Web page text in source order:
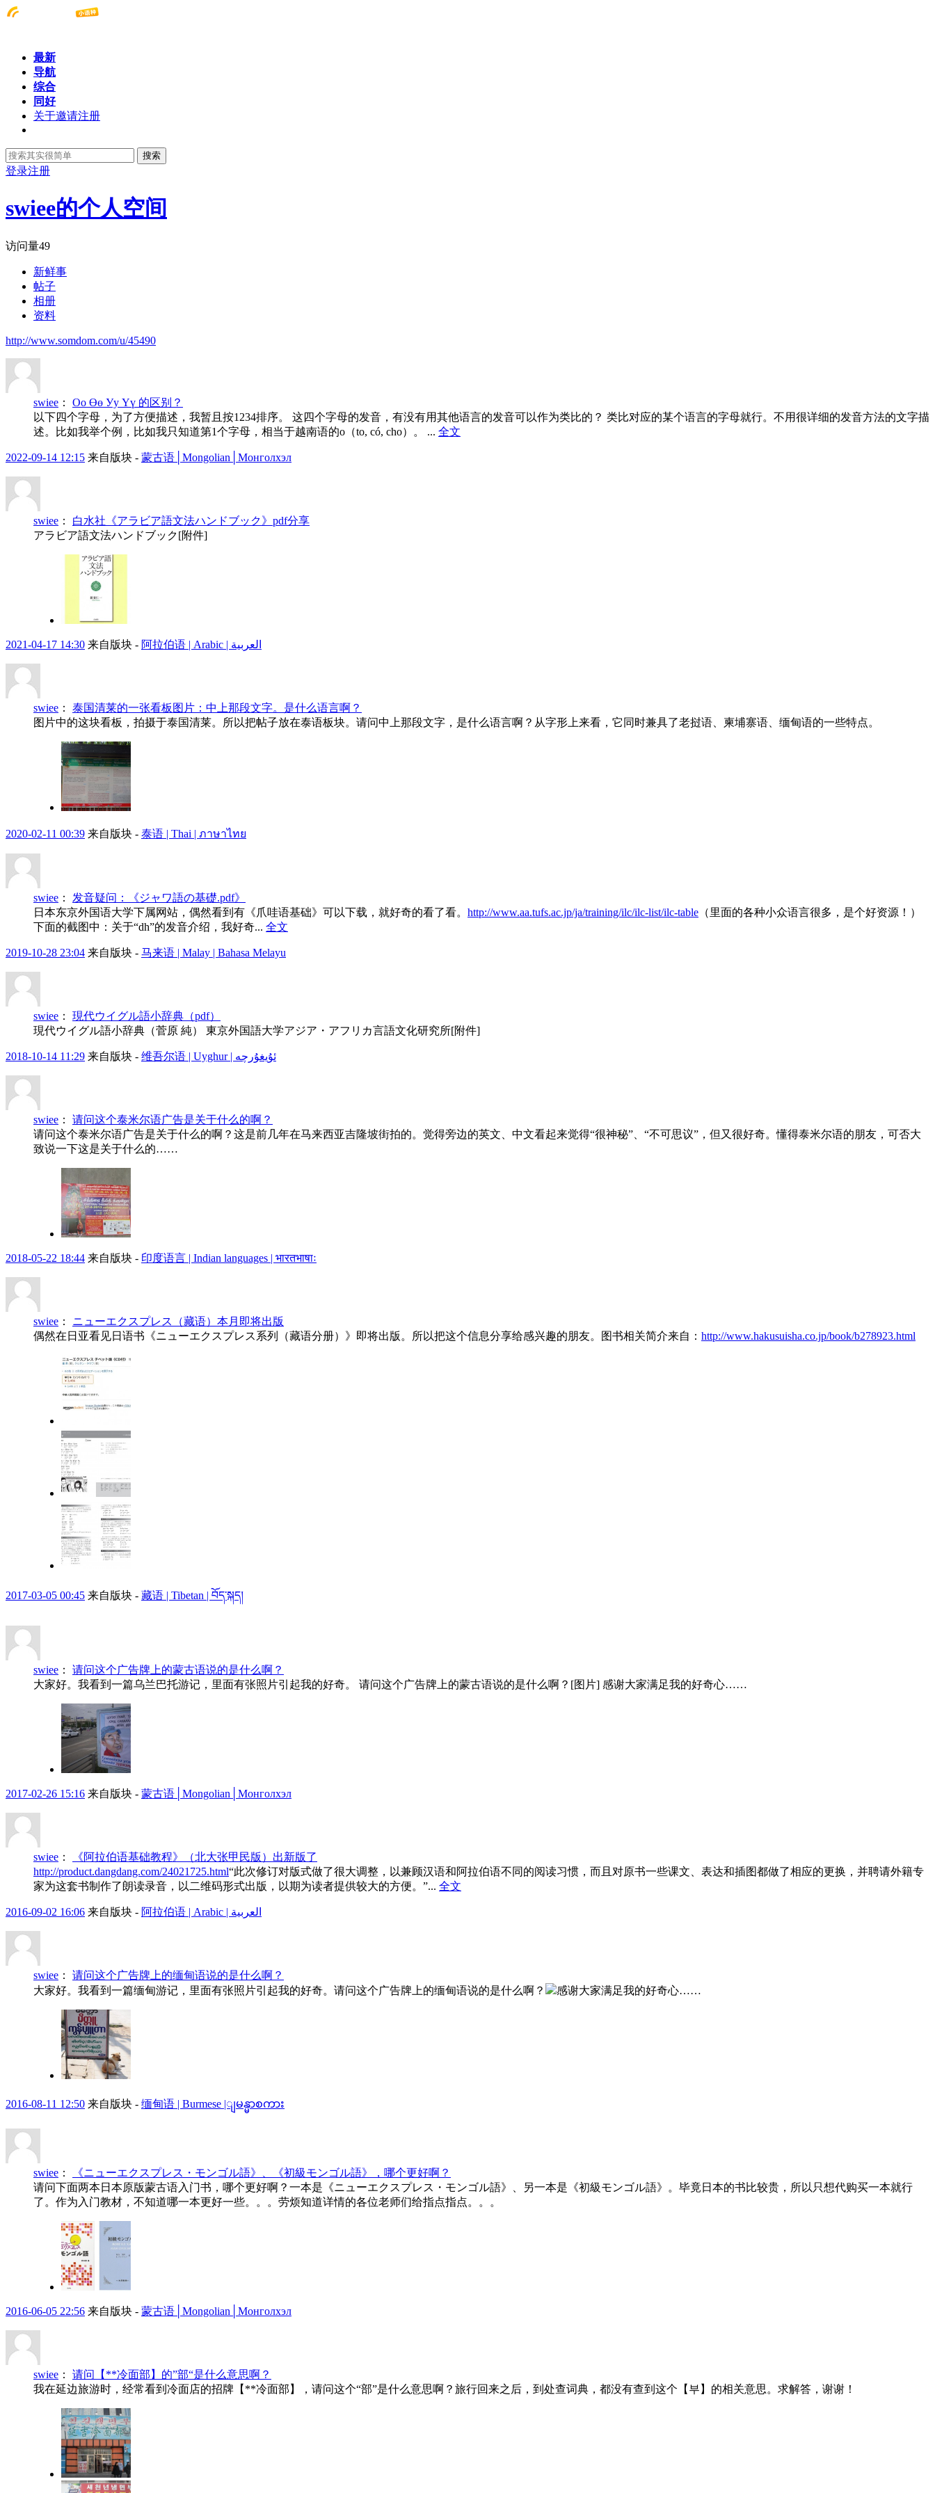
最新
导航
综合
同好
关于邀请注册
搜索
登录注册
swiee的个人空间
访问量49
新鲜事
帖子
相册
资料
http://www.somdom.com/u/45490
swiee ： Оо Өө Уу Үү 的区别？
以下四个字母，为了方便描述，我暂且按1234排序。 这四个字母的发音，有没有用其他语言的发音可以作为类比的？ 类比对应的某个语言的字母就行。不用很详细的发音方法的文字描
述。比如我举个例，比如我只知道第1个字母，相当于越南语的o（to, có, cho）。 ... 全文
2022-09-14 12:15 来自版块 - 蒙古语│Mongolian│Монголхэл
swiee ： 白水社《アラビア語文法ハンドブック》pdf分享
アラビア語文法ハンドブック[附件]
2021-04-17 14:30 来自版块 - 阿拉伯语 | Arabic | العربية
swiee ： 泰国清莱的一张看板图片：中上那段文字。是什么语言啊？
图片中的这块看板，拍摄于泰国清莱。所以把帖子放在泰语板块。请问中上那段文字，是什么语言啊？从字形上来看，它同时兼具了老挝语、柬埔寨语、缅甸语的一些特点。
2020-02-11 00:39 来自版块 - 泰语 | Thai | ภาษาไทย
swiee ： 发音疑问：《ジャワ語の基礎.pdf》
日本东京外国语大学下属网站，偶然看到有《爪哇语基础》可以下载，就好奇的看了看。 http://www.aa.tufs.ac.jp/ja/training/ilc/ilc-list/ilc-table （里面的各种小众语言很多，是个好资源！）
下面的截图中：关于“dh”的发音介绍，我好奇... 全文
2019-10-28 23:04 来自版块 - 马来语 | Malay | Bahasa Melayu
swiee ： 現代ウイグル語小辞典（pdf）
現代ウイグル語小辞典（菅原 純） 東京外国語大学アジア・アフリカ言語文化研究所[附件]
2018-10-14 11:29 来自版块 - 维吾尔语 | Uyghur | ئۇيغۇرچە
swiee ： 请问这个泰米尔语广告是关于什么的啊？
请问这个泰米尔语广告是关于什么的啊？这是前几年在马来西亚吉隆坡街拍的。觉得旁边的英文、中文看起来觉得“很神秘”、“不可思议”，但又很好奇。懂得泰米尔语的朋友，可否大
致说一下这是关于什么的……
2018-05-22 18:44 来自版块 - 印度语言 | Indian languages | भारतभाषाः
swiee ： ニューエクスプレス（藏语）本月即将出版
偶然在日亚看见日语书《ニューエクスプレス系列（藏语分册）》即将出版。所以把这个信息分享给感兴趣的朋友。图书相关简介来自： http://www.hakusuisha.co.jp/book/b278923.html
2017-03-05 00:45 来自版块 - 藏语 | Tibetan | བོད་སྐད།
swiee ： 请问这个广告牌上的蒙古语说的是什么啊？
大家好。我看到一篇乌兰巴托游记，里面有张照片引起我的好奇。 请问这个广告牌上的蒙古语说的是什么啊？[图片] 感谢大家满足我的好奇心……
2017-02-26 15:16 来自版块 - 蒙古语│Mongolian│Монголхэл
swiee ：
《阿拉伯语基础教程》（北大张甲民版）出新版了
http://product.dangdang.com/24021725.html“此次修订对版式做了很大调整，以兼顾汉语和阿拉伯语不同的阅读习惯，而且对原书一些课文、表达和插图都做了相应的更换，并聘请外籍专
家为这套书制作了朗读录音，以二维码形式出版，以期为读者提供较大的方便。”... 全文
2016-09-02 16:06 来自版块 - 阿拉伯语 | Arabic | العربية
swiee ： 请问这个广告牌上的缅甸语说的是什么啊？
大家好。我看到一篇缅甸游记，里面有张照片引起我的好奇。请问这个广告牌上的缅甸语说的是什么啊？
感谢大家满足我的好奇心……
2016-08-11 12:50 来自版块 - 缅甸语 | Burmese |ျမန္မာစကား
swiee ：
《ニューエクスプレス・モンゴル語》、《初級モンゴル語》，哪个更好啊？
请问下面两本日本原版蒙古语入门书，哪个更好啊？一本是《ニューエクスプレス・モンゴル語》、另一本是《初級モンゴル語》。毕竟日本的书比较贵，所以只想代购买一本就行
了。作为入门教材，不知道哪一本更好一些。。。劳烦知道详情的各位老师们给指点指点。。。
2016-06-05 22:56 来自版块 - 蒙古语│Mongolian│Монголхэл
swiee ： 请问【**冷面部】的”部“是什么意思啊？
我在延边旅游时，经常看到冷面店的招牌【**冷面部】，请问这个“部”是什么意思啊？旅行回来之后，到处查词典，都没有查到这个【부】的相关意思。求解答，谢谢！